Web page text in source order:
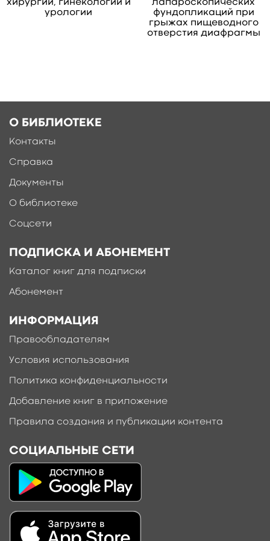
ординаторов, аспирантов.
Ещё больше материалов после
хирургии, гинекологии и
урологии
лапароскопических
фундопликаций при
грыжах пищеводного
отверстия диафрагмы
О БИБЛИОТЕКЕ
Контакты
Справка
Документы
О библиотеке
Соцсети
ПОДПИСКА И АБОНЕМЕНТ
Каталог книг для подписки
Абонемент
ИНФОРМАЦИЯ
Правообладателям
Условия использования
Политика конфиденциальности
Добавление книг в приложение
Правила создания и публикации контента
СОЦИАЛЬНЫЕ СЕТИ